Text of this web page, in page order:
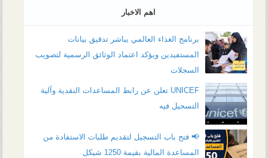
اهم الاخبار
برنامج الغذاء العالمي يباشر تدقيق بيانات
المستفيدين ويؤكد اعتماد الوثائق الرسمية لتصويب
السجلات
UNICEF تعلن عن رابط المساعدات النقدية وآلية
التسجيل فيه
📢 فتح باب التسجيل لتقديم طلبات الاستفادة من
المساعدة المالية بقيمة 1250 شيكل